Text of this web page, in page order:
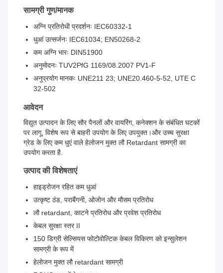
सामग्री गुण/मानक
अग्नि प्रतिरोधी प्रदर्शनः IEC60332-1
धुआं उत्सर्जनः IEC61034; EN50268-2
कम अग्नि भारः DIN51900
अनुमोदनः TUV2PfG 1169/08.2007 PV1-F
अनुप्रयोग मानकः UNE211 23; UNE20.460-5-52, UTE C
32-502
आवेदन
विद्युत उत्पादन के लिए सौर पैनलों और वायरिंग, कनेक्शन के संबंधित घटकों
पर लागू, विशेष रूप से बाहरी उपयोग के लिए उपयुक्त।और उच्च सुरक्षा
ग्रेड के लिए कम धुएं वाले हेलोजन मुक्त लौ Retardant सामग्री का
उपयोग करता है.
उत्पाद की विशेषताएं
हाइड्रोजन रहित कम धुआं
उत्कृष्ट ठंड, पराबैंगनी, ओजोन और मौसम प्रतिरोध
लौ retardant, काटने प्रतिरोध और प्रवेश प्रतिरोध
केबल सुरक्षा स्तर II
150 डिग्री सेल्सियस फोटोवोल्टिक केबल विकिरण को इन्सुलेशन
सामग्री के रूप में
हेलोजन मुक्त लौ retardant सामग्री